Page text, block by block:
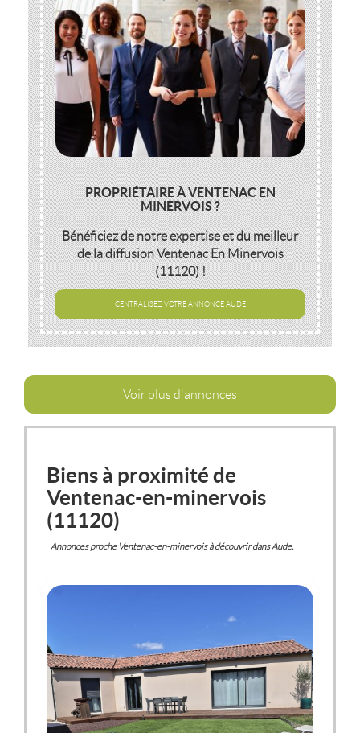
PROPRIÉTAIRE À VENTENAC EN
MINERVOIS ?
Bénéficiez de notre expertise et du meilleur
de la diffusionVentenac En Minervois
(11120)!
CENTRALISEZ VOTRE ANNONCE AUDE
Voir plus d'annonces
Biens à proximité de
Ventenac-en-minervois
(11120)
Annonces proche Ventenac-en-minervois à découvrir dans Aude.
VENTENAC-EN-MINERVOIS
MAISON / VILLA
295 000 €